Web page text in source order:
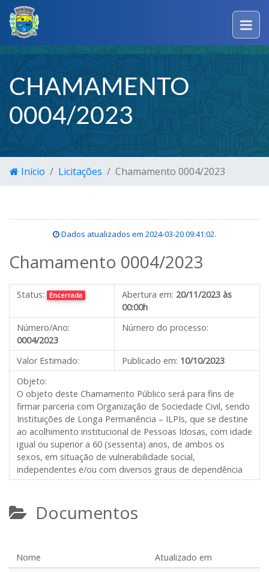
CHAMAMENTO
0004/2023
Início Licitações Chamamento 0004/2023
Dados atualizados em 2024-03-20 09:41:02.
Chamamento 0004/2023
Status: Encerrada Abertura em: 20/11/2023 às
00:00h
Número/Ano:
0004/2023
Número do processo:
Valor Estimado: Publicado em: 10/10/2023
Objeto:
O objeto deste Chamamento Público será para fins de
firmar parceria com Organização de Sociedade Civil, sendo
Instituições de Longa Permanência – ILPIs, que se destine
ao acolhimento institucional de Pessoas Idosas, com idade
igual ou superior a 60 (sessenta) anos, de ambos os
sexos, em situação de vulnerabilidade social,
independentes e/ou com diversos graus de dependência
Documentos
Nome Atualizado em